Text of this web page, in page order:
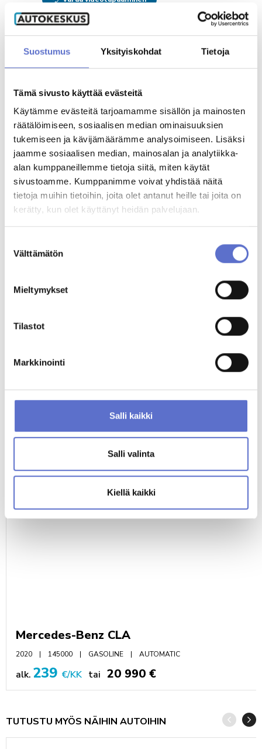
Suostumus Yksityiskohdat Tietoja
Tämä sivusto käyttää evästeitä
Käytämme evästeitä tarjoamamme sisällön ja mainosten
räätälöimiseen, sosiaalisen median ominaisuuksien
tukemiseen ja kävijämäärämme analysoimiseen. Lisäksi
jaamme sosiaalisen median, mainosalan ja analytiikka-
alan kumppaneillemme tietoja siitä, miten käytät
sivustoamme. Kumppanimme voivat yhdistää näitä
tietoja muihin tietoihin, joita olet antanut heille tai joita on
kerätty, kun olet käyttänyt heidän palvelujaan.
valinta
Välttämätön
Mieltymykset
Tilastot
Markkinointi
Salli kaikki
Salli valinta
Kiellä kaikki
ENG
Automyyjä
ENG,
FIN
Saku Raitala
Automyyjä
020 506 5788
FIN
Taneli Pietilä
Automyyjä (Lomalla 31.7-31.8)
020 506 5357
ENG,
020 506 5417
Automyyjä
MUUT KATSOIVAT MYÖS
Mercedes-Benz CLA
2020 145000 GASOLINE AUTOMATIC
alk. 239 €/KK tai 20 990 €
TUTUSTU MYÖS NÄIHIN AUTOIHIN